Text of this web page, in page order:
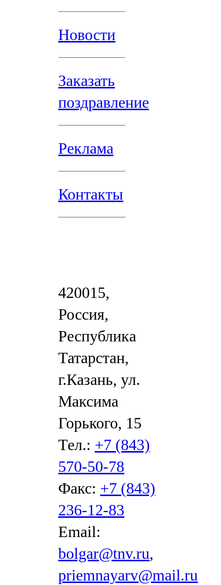
Новости
Заказать
поздравление
Реклама
Контакты
420015,
Россия,
Республика
Татарстан,
г.Казань, ул.
Максима
Горького, 15
Тел.: +7 (843)
570-50-78
Факс: +7 (843)
236-12-83
Email:
bolgar@tnv.ru,
priemnayarv@mail.ru